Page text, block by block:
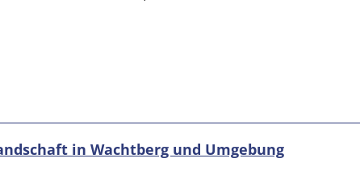
in Wachtberg und Umgebung